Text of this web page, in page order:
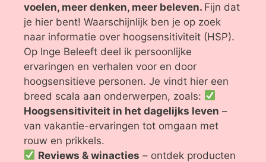
voelen, meer denken, meer beleven. Fijn dat
je hier bent! Waarschijnlijk ben je op zoek
naar informatie over hoogsensitiviteit (HSP).
Op Inge Beleeft deel ik persoonlijke
ervaringen en verhalen voor en door
hoogsensitieve personen. Je vindt hier een
breed scala aan onderwerpen, zoals:
Hoogsensitiviteit in het dagelijks leven –
van vakantie-ervaringen tot omgaan met
rouw en prikkels.
Reviews & winacties – ontdek producten